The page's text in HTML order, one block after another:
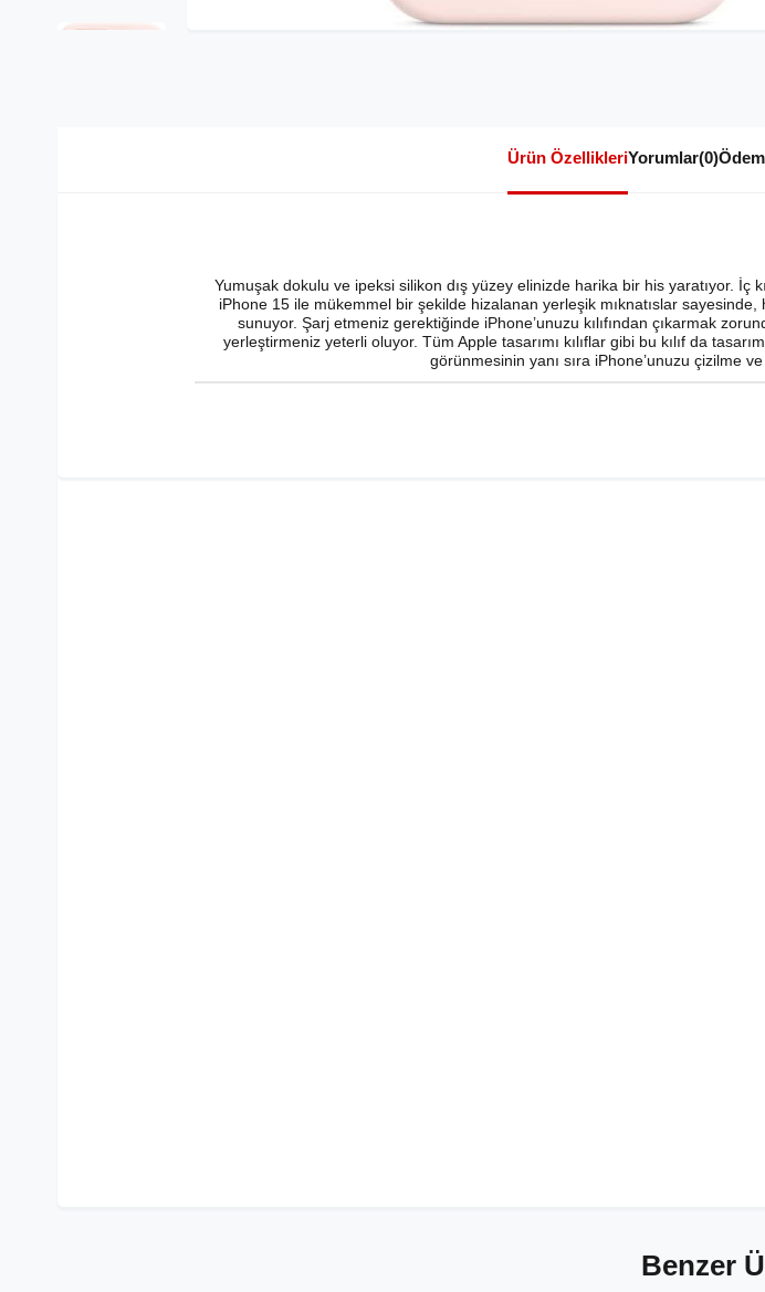
Ürün ÖzellikleriYorumlar(0)
Yumuşak dokulu ve ipeksi silikon dış yüzey elinizde harika bir his yaratıyor.
iPhone 15 ile mükemmel bir şekilde hizalanan yerleşik mıknatıslar sayesinde,
sunuyor. Şarj etmeniz gerektiğinde iPhone’unuzu kılıfından çıkarmak
yerleştirmeniz yeterli oluyor. Tüm Apple tasarımı kılıflar gibi bu kılıf da
görünmesinin yanı sıra iPhone’unuzu çizilme
Benzer